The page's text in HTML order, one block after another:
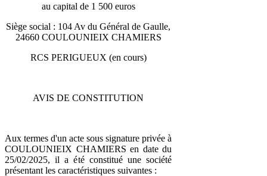
au capital de 1 500 euros
Siège social : 104 Av du Général de Gaulle,
24660 COULOUNIEIX CHAMIERS
RCS PERIGUEUX (en cours)
AVIS DE CONSTITUTION
Aux termes d'un acte sous signature privée à
COULOUNIEIX CHAMIERS en date du
25/02/2025, il a été constitué une société
présentant les caractéristiques suivantes :